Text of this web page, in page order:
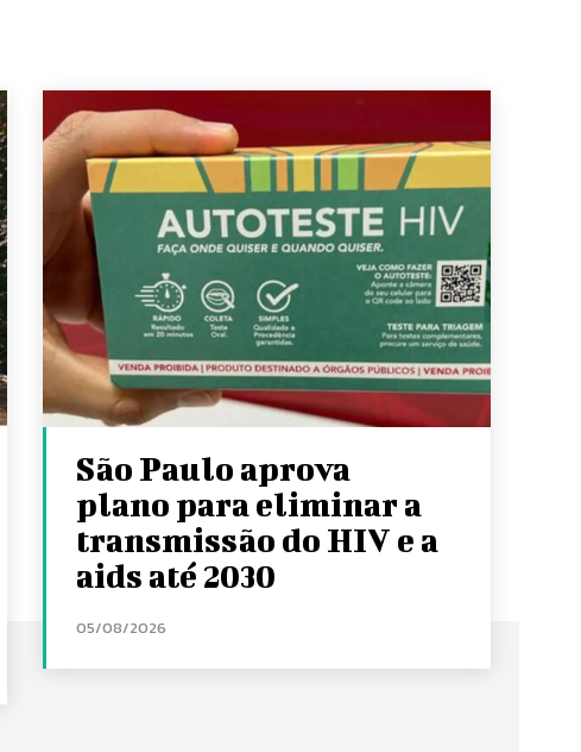
São Paulo aprova
plano para eliminar a
transmissão do HIV e a
aids até 2030
05/08/2026